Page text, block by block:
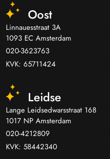
Oost
Linnauesstraat 3A
1093 EC Amsterdam
020-3623763
KVK: 65711424
Leidse
Lange Leidsedwarsstraat 168
1017 NP Amsterdam
020-4212809
KVK: 58442340